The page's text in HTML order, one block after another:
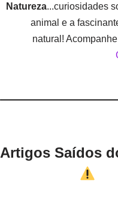
Natureza...curiosidades
animal e a
natural!
Artigos Saídos